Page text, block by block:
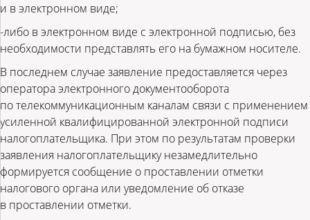
и в электронном виде;
-либо в электронном виде с электронной подписью, без
необходимости представлять его на бумажном носителе.
В последнем случае заявление предоставляется через
оператора электронного документооборота
по телекоммуникационным каналам связи с применением
усиленной квалифицированной электронной подписи
налогоплательщика. При этом по результатам проверки
заявления налогоплательщику незамедлительно
формируется сообщение о проставлении отметки
налогового органа или уведомление об отказе
в проставлении отметки.